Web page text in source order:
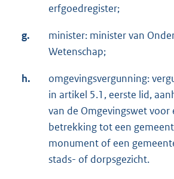
erfgoedregister;
g.
minister: minister van
Wetenschap;
h.
omgevingsvergunning:
in artikel 5.1, eerste lid,
van de Omgevingswet
betrekking tot een
monument of een
stads- of dorpsgezicht.